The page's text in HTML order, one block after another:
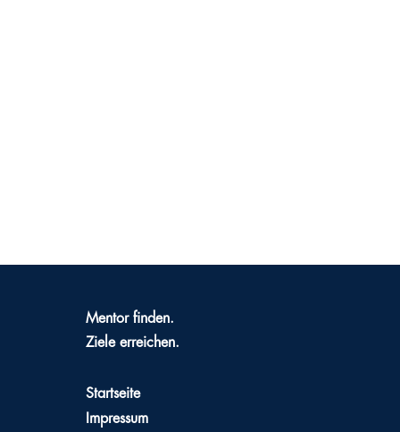
Mentor finden.
Ziele erreichen.
Startseite
Impressum